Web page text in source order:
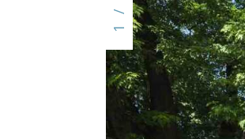
1
/